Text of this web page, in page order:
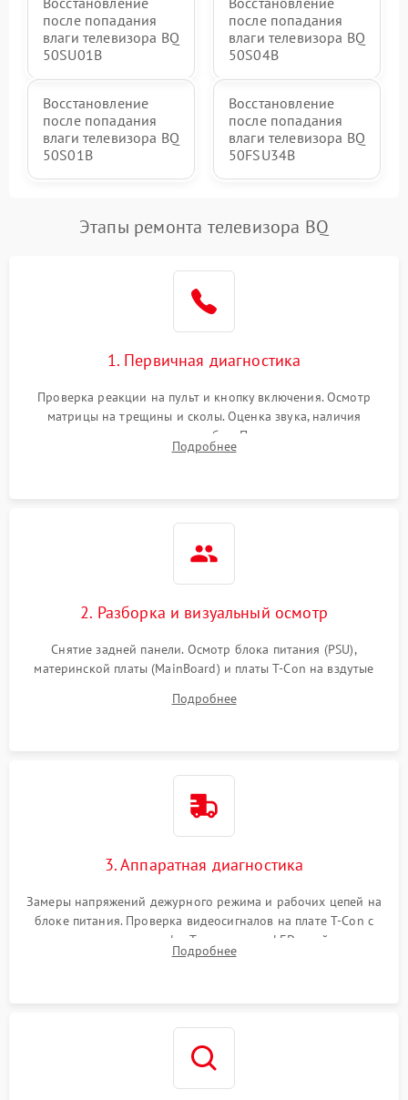
после попадания
влаги телевизора BQ
50SU01B
после попадания
влаги телевизора BQ
50S04B
Восстановление
после попадания
влаги телевизора BQ
50S01B
Восстановление
после попадания
влаги телевизора BQ
50FSU34B
Этапы ремонта телевизора BQ
1. Первичная диагностика
Проверка реакции на пульт и кнопку включения. Осмотр
матрицы на трещины и сколы. Оценка звука, наличия
подсветки и индикаторов ошибок. Подключение тестовых
источников сигнала для выявления симптомов поломки.
Подробнее
2. Разборка и визуальный осмотр
Снятие задней панели. Осмотр блока питания (PSU),
материнской платы (MainBoard) и платы T-Con на вздутые
Проверка надежности фиксации и целостности шлейфов.
Подробнее
3. Аппаратная диагностика
Замеры напряжений дежурного режима и рабочих цепей на
блоке питания. Проверка видеосигналов на плате T-Con с
помощью осциллографа. Тестирование LED-драйвера и
светодиодных планок подсветки мультиметром.
Подробнее